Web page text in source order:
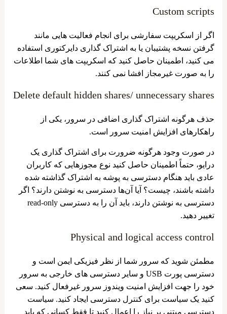
Custom scripts
اگر از اسکریپت سفارشی برای انجام فعالیت‌ هایی مانند
گرفتن نسخه پشتیبان یا به اشتراک گذاری دایرکتوری استفاده
می ‌کنید، اطمینان حاصل کنید که اسکریپت ‌های شما اطلاعات
را به‌ صورت غیرمجاز افشا نمی ‌کنند.
Delete default hidden shares/ unnecessary shares
حذف هرگونه اشتراک گذاری اضافی در سرور، یکی از
راهکارهای افزایش امنیت سرور است.
در صورت وجود هرگونه ضرورت برای اشتراک گذاری یک
درایو، حتماً اطمینان حاصل کنید نوع مجوزهایی که کاربران
عادی باید هنگام دسترسی به پوشه به اشتراک گذاشته‌ شده
داشته باشند، چیست؟ آیا آن‌ها دسترسی به نوشتن دارند؟ اگر
دسترسی به نوشتن دارند، باید آن را به دسترسی read-only
تغییر دهید.
Physical and logical access control
مطمئن شوید که سرور شما از نظر فیزیکی ایمن است و
دسترسی پورت USB و سایر دسترسی های خارجی به سرور
خود را جهت افزایش امنیت ویندوز سرور غیرفعال کنید. سعی
کنید یک سیاست برای کنترل دسترسی ایجاد کنید. سیاست
دسترسی مبتنی بر نیاز را اعمال کنید تا فقط کسانی که باید